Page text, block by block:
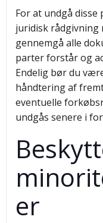
For at undgå
juridisk rådgivning
gennemgå alle
parter forstår og
Endelig bør du
håndtering af
eventuelle
undgås senere i
er